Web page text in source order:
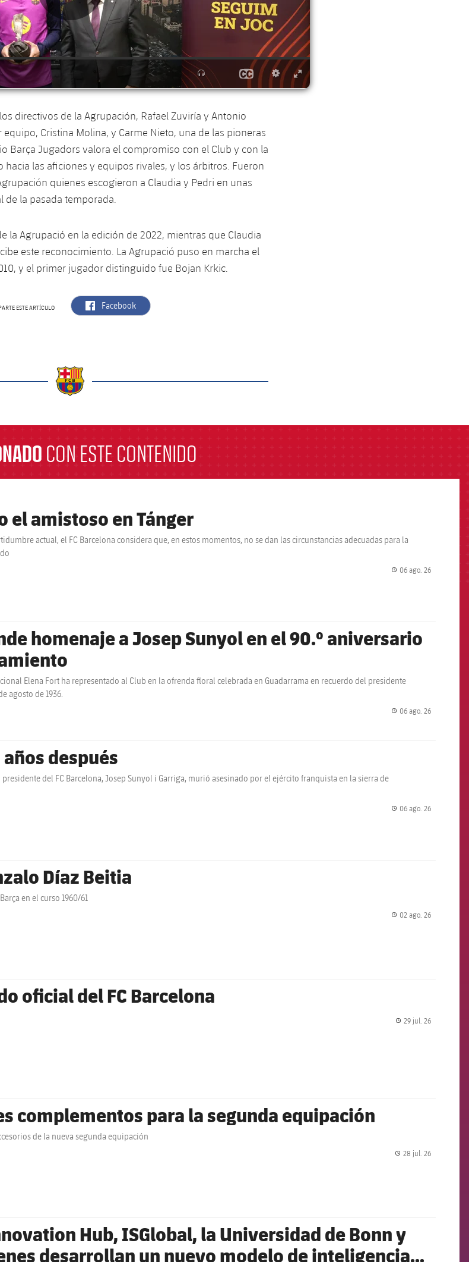
directivos de la Agrupación, Rafael Zuviría y Antonio
Cristina Molina, y Carme Nieto, una de las pioneras
Barça Jugadors valora el compromiso con el Club y con la
hacia las aficiones y equipos rivales, y los árbitros. Fueron
quienes escogieron a Claudia y Pedri en unas
la pasada temporada.
la Agrupació en la edición de 2022, mientras que Claudia
este reconocimiento. La Agrupació puso en marcha el
y el primer jugador distinguido fue Bojan Krkic.
ESTE ARTÍCULO label.aria.facebook
Facebook
CON ESTE CONTENIDO
el amistoso en Tánger
actual, el FC Barcelona considera que, en estos momentos, no se dan las circunstancias adecuadas para la
06 ago. 26
homenaje a Josep Sunyol en el 90.º aniversario
Elena Fort ha representado al Club en la ofrenda floral celebrada en Guadarrama en recuerdo del presidente
agosto de 1936.
06 ago. 26
después
presidente del FC Barcelona, Josep Sunyol i Garriga, murió asesinado por el ejército franquista en la sierra de
06 ago. 26
Díaz Beitia
en el curso 1960/61
02 ago. 26
oficial del FC Barcelona
29 jul. 26
complementos para la segunda equipación
de la nueva segunda equipación
28 jul. 26
Hub, ISGlobal, la Universidad de Bonn y
desarrollan un nuevo modelo de inteligencia